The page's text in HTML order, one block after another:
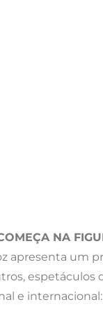
NA
apresenta um
e internacional: